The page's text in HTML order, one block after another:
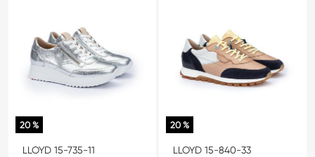
20 %
LLOYD 15-735-11
20 %
LLOYD 15-840-33